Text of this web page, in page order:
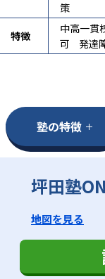
策
特徴
中高一貫
可
発達
塾の特徴
坪田塾
地図を見る